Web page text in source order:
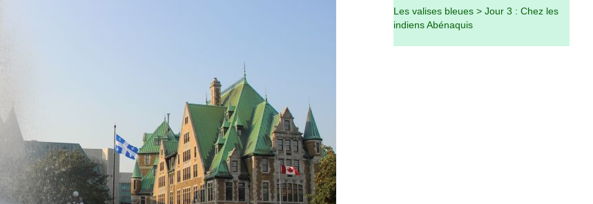
Les valises bleues > Jour 3 : Chez les
indiens Abénaquis